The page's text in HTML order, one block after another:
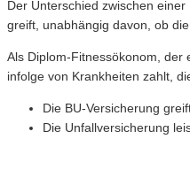
Der Unterschied zwischen
greift, unabhängig davon, ob
Als Diplom-Fitnessökonom, der
infolge von Krankheiten zahlt,
Die BU-Versicherung
Die Unfallversicherung